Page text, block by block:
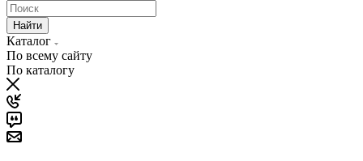
Найти
Каталог
По всему сайту
По каталогу